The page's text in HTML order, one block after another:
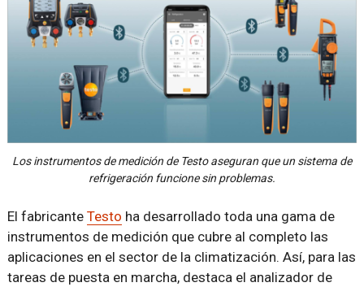
Los instrumentos de medición de Testo aseguran que un sistema de
refrigeración funcione sin problemas.
El fabricante Testo ha desarrollado toda una gama de
instrumentos de medición que cubre al completo las
aplicaciones en el sector de la climatización. Así, para las
tareas de puesta en marcha, destaca el analizador de